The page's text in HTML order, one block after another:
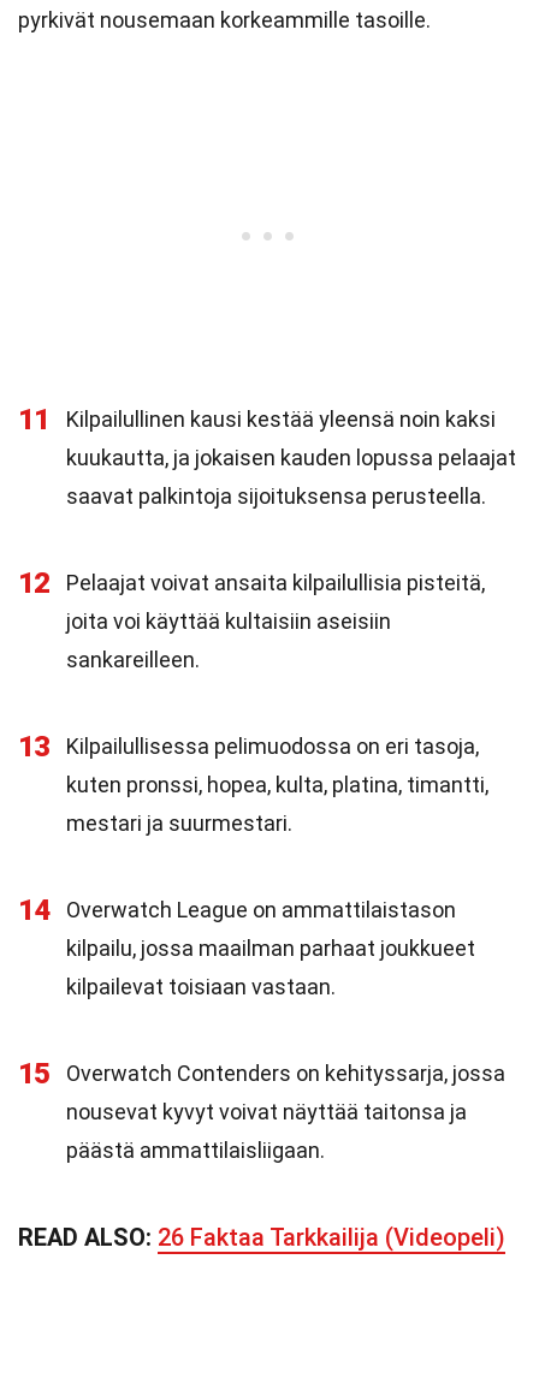
pyrkivät nousemaan korkeammille tasoille.
11
Kilpailullinen kausi kestää yleensä noin kaksi
kuukautta, ja jokaisen kauden lopussa pelaajat
saavat palkintoja sijoituksensa perusteella.
12
Pelaajat voivat ansaita kilpailullisia pisteitä,
joita voi käyttää kultaisiin aseisiin
sankareilleen.
13
Kilpailullisessa pelimuodossa on eri tasoja,
kuten pronssi, hopea, kulta, platina, timantti,
mestari ja suurmestari.
14
Overwatch League on ammattilaistason
kilpailu, jossa maailman parhaat joukkueet
kilpailevat toisiaan vastaan.
15
Overwatch Contenders on kehityssarja, jossa
nousevat kyvyt voivat näyttää taitonsa ja
päästä ammattilaisliigaan.
READ ALSO: 26 Faktaa Tarkkailija (Videopeli)